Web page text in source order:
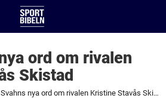
ord om rivalen
Skistad
Linn Svahns nya ord om rivalen Kristine Stavås Skistad